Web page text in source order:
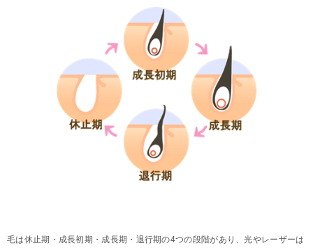
毛は休止期・成長初期・成長期・退行期の4つの段階があり、光やレーザーは